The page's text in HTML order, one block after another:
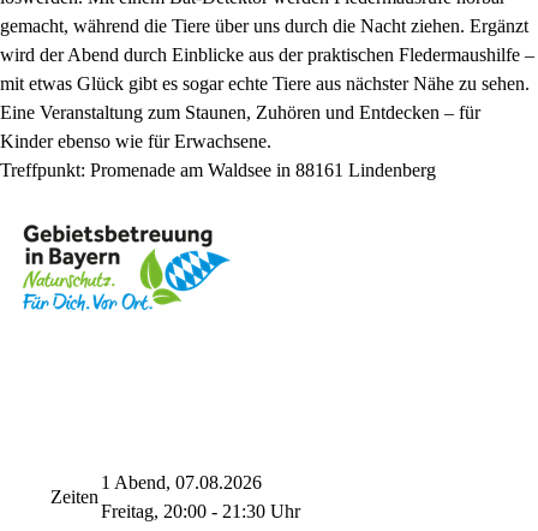
gemacht, während die Tiere über uns durch die Nacht ziehen. Ergänzt
wird der Abend durch Einblicke aus der praktischen Fledermaushilfe –
mit etwas Glück gibt es sogar echte Tiere aus nächster Nähe zu sehen.
Eine Veranstaltung zum Staunen, Zuhören und Entdecken – für
Kinder ebenso wie für Erwachsene.
Treffpunkt: Promenade am Waldsee in 88161 Lindenberg
Zeiten
1 Abend, 07.08.2026
Freitag, 20:00 - 21:30 Uhr